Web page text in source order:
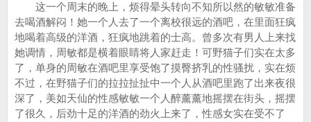
这一个周末的晚上，烦得晕头转向不知所以然的敏敏准备
去喝酒解闷！她一个人去了一个离校很远的酒吧，在里面狂疯
地喝着高级的洋酒，狂疯地跳着的士高。曾多次有男人上来找
她调情，周敏都是横着眼睛将人家赶走！可野猫子们实在太多
了，单身的周敏在酒吧里享受饱了摸臀挤乳的性骚扰，实在烦
不过，在野猫子们的拉拉扯扯中一个人从酒吧里跑了出来夜很
深了，美如天仙的性感敏敏一个人醉薰薰地摇摆在街头，摇摆
了很久，后劲十足的洋酒的劲火上来了，性感女实在受不了